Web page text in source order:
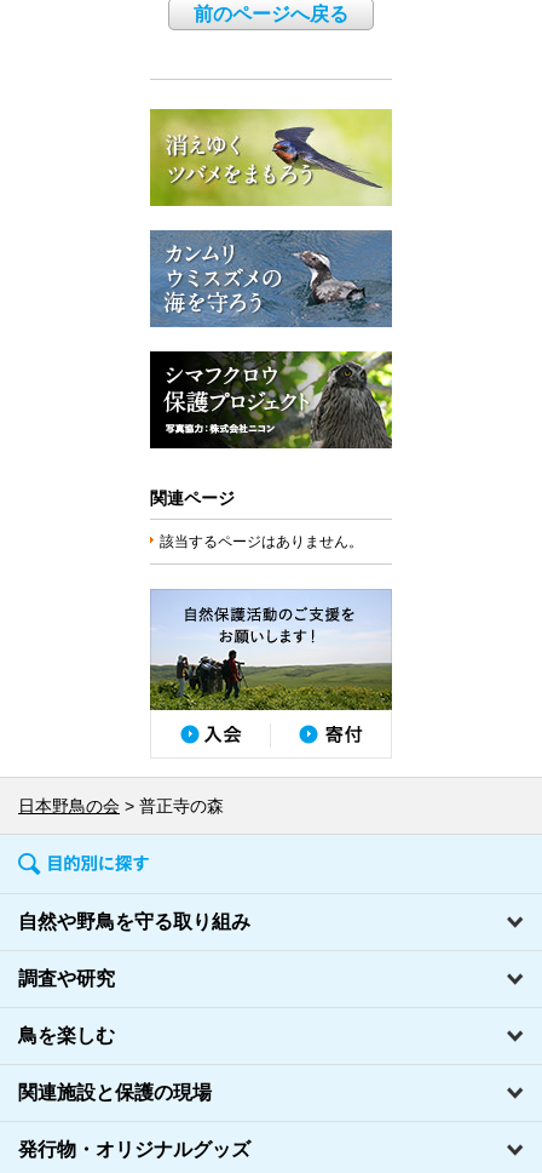
前のページへ戻る
関連ページ
該当するページはありません。
日本野鳥の会 普正寺の森
自然や野鳥を守る取り組み
調査や研究
鳥を楽しむ
関連施設と保護の現場
発行物・オリジナルグッズ